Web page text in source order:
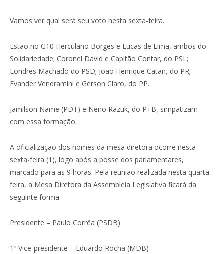
Vamos ver qual será seu voto nesta sexta-feira.
Estão no G10 Herculano Borges e Lucas de Lima, ambos do
Solidariedade; Coronel David e Capitão Contar, do PSL;
Londres Machado do PSD; João Henrique Catan, do PR;
Evander Vendramini e Gerson Claro, do PP.
Jamilson Name (PDT) e Neno Razuk, do PTB, simpatizam
com essa formação.
A oficialização dos nomes da mesa diretora ocorre nesta
sexta-feira (1), logo após a posse dos parlamentares,
marcado para as 9 horas. Pela reunião realizada nesta quarta-
feira, a Mesa Diretora da Assembleia Legislativa ficará da
seguinte forma:
Presidente – Paulo Corrêa (PSDB)
1º Vice-presidente – Eduardo Rocha (MDB)